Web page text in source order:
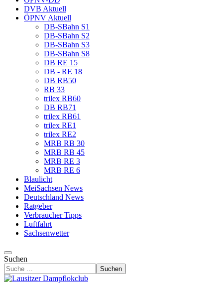
DVB Aktuell
ÖPNV Aktuell
DB-SBahn S1
DB-SBahn S2
DB-SBahn S3
DB-SBahn S8
DB RE 15
DB - RE 18
DB RB50
RB 33
trilex RB60
DB RB71
trilex RB61
trilex RE1
trilex RE2
MRB RB 30
MRB RB 45
MRB RE 3
MRB RE 6
Blaulicht
MeiSachsen News
Deutschland News
Ratgeber
Verbraucher Tipps
Luftfahrt
Sachsenwetter
Suchen
Suchen